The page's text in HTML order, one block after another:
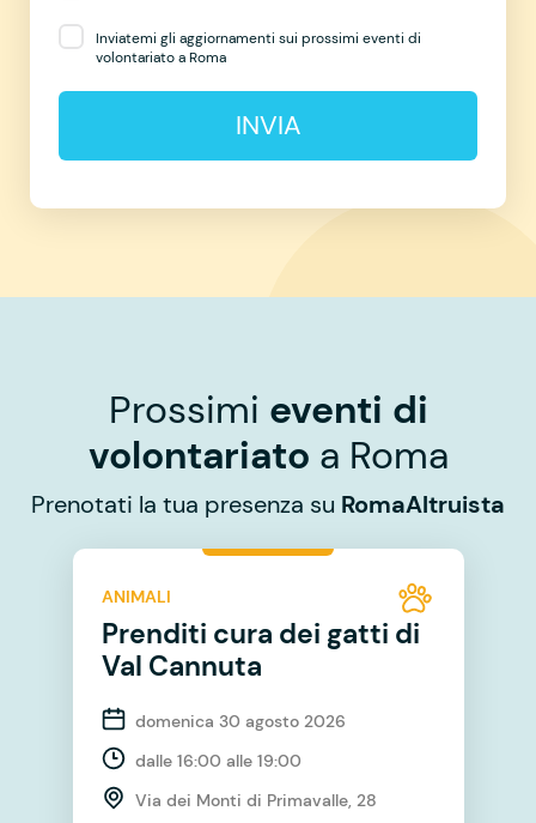
Inviatemi gli aggiornamenti sui prossimi eventi di
volontariato a Roma
INVIA
Prossimi eventi di
volontariato a Roma
Prenotati la tua presenza su RomaAltruista
ANIMALI
Prenditi cura dei gatti di
Val Cannuta
domenica 30 agosto 2026
dalle 16:00 alle 19:00
Via dei Monti di Primavalle, 28